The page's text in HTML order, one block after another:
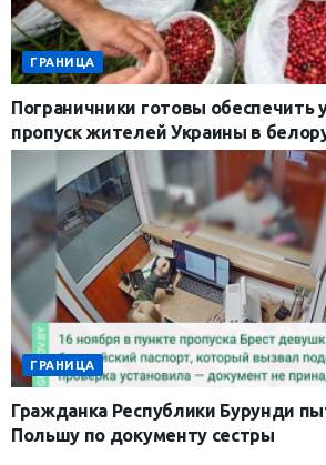
ГРАНИЦА
Пограничники готовы
пропуск жителей Украины в
ГРАНИЦА
Гражданка Республики Бурунди
Польшу по документу сестры